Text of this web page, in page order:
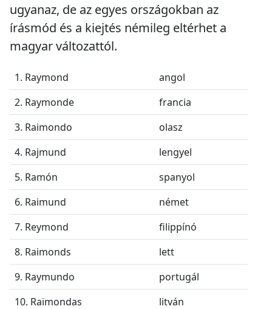
ugyanaz, de az egyes országokban az
írásmód és a kiejtés némileg eltérhet a
magyar változattól.
1. Raymond
angol
2. Raymonde
francia
3. Raimondo
olasz
4. Rajmund
lengyel
5. Ramón
spanyol
6. Raimund
német
7. Reymond
filippínó
8. Raimonds
lett
9. Raymundo
portugál
10. Raïmondas
litván